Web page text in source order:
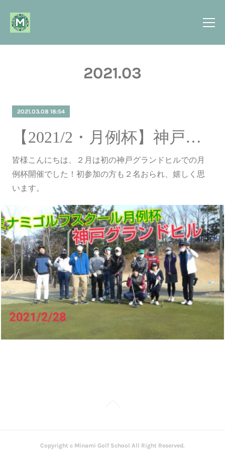
2021.03
2021.03.08 18:54
【2021/2・月例杯】神戸グランドヒル ～（メンタルの話）感情のコントロール～
皆様こんにちは、２月は初の神戸グランドヒルでの月
例杯開催でした！初参加の方も２名おられ、嬉しく思
います。
Copyright c Minami Golf School All Right Reserved.